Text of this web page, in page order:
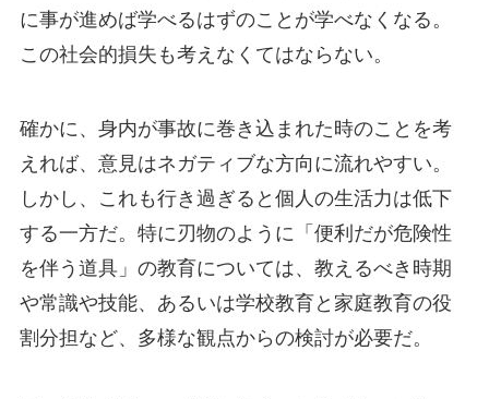
に事が進めば学べるはずのことが学べなくなる。
この社会的損失も考えなくてはならない。
確かに、身内が事故に巻き込まれた時のことを考
えれば、意見はネガティブな方向に流れやすい。
しかし、これも行き過ぎると個人の生活力は低下
する一方だ。特に刃物のように「便利だが危険性
を伴う道具」の教育については、教えるべき時期
や常識や技能、あるいは学校教育と家庭教育の役
割分担など、多様な観点からの検討が必要だ。